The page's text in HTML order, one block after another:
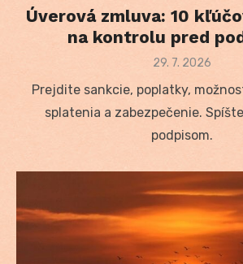
Úverová zmluva: 10
na kontrolu pred
Posted
29. 7. 2026
Prejdite sankcie, poplatky,
splatenia a zabezpečenie.
podpisom.